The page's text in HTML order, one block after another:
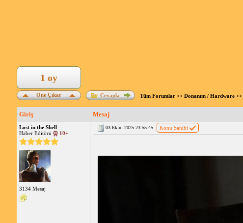
Öne Çıkar
1 oy
Cevapla Tüm Forumlar>> Donanım / Hardware>>
Giriş Mesaj
Lost in the Shell
Haber Editörü
10+
3134 Mesaj
03 Ekim 2025 23:55:45 Konu Sahibi